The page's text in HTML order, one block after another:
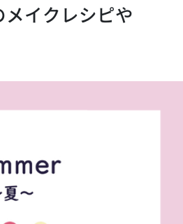
メイクレシピや